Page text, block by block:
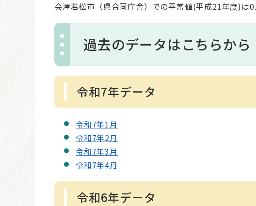
会津若松市（県合同庁舎）での平常値(平成21年度)は
過去のデータはこちらから
令和7年データ
令和7年1月
令和7年2月
令和7年3月
令和7年4月
令和6年データ